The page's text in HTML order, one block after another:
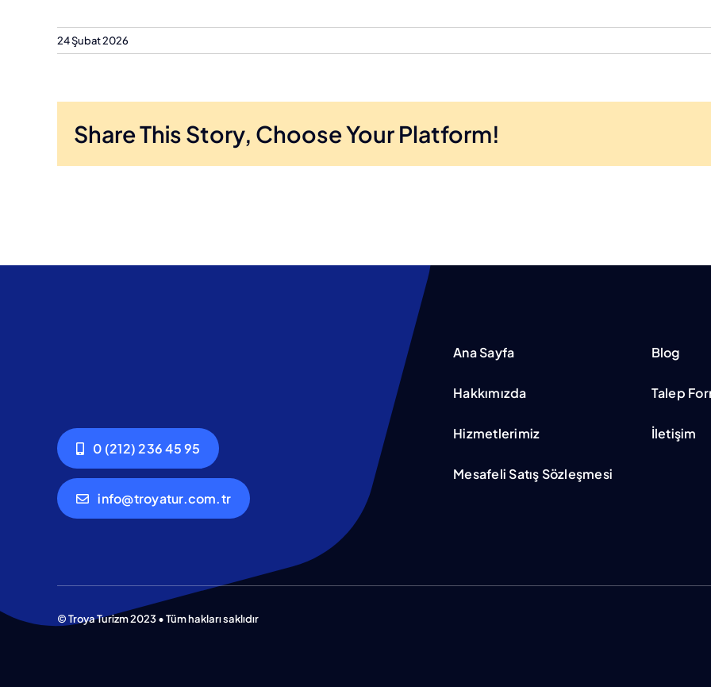
24 Şubat 2026
Share This Story, Choose Your Platform!
0 (212) 236 45 95
info@troyatur.com.tr
Ana Sayfa
Hakkımızda
Hizmetlerimiz
Mesafeli Satış Sözleşmesi
Blog
Talep
İletişim
© Troya Turizm 2023 • Tüm hakları saklıdır